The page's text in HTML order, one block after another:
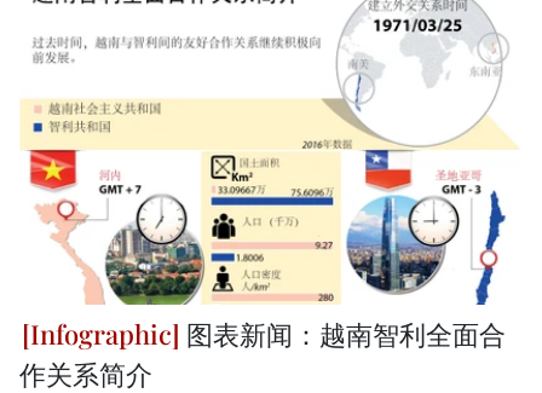
图表新闻：越南智利全面合
作关系简介